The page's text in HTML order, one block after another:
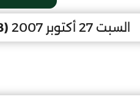
السبت 27 أكتوبر 2007 (18 سنة)